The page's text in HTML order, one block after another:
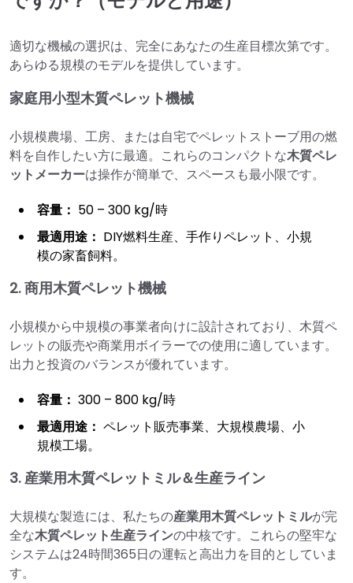
適切な機械の選択は、完全にあなたの生産目標次第です。
あらゆる規模のモデルを提供しています。
家庭用小型木質ペレット機械
小規模農場、工房、または自宅でペレットストーブ用の燃
料を自作したい方に最適。これらのコンパクトな木質ペレ
ットメーカーは操作が簡単で、スペースも最小限です。
容量： 50 – 300 kg/時
最適用途： DIY燃料生産、手作りペレット、小規
模の家畜飼料。
2. 商用木質ペレット機械
小規模から中規模の事業者向けに設計されており、木質ペ
レットの販売や商業用ボイラーでの使用に適しています。
出力と投資のバランスが優れています。
容量： 300 – 800 kg/時
最適用途： ペレット販売事業、大規模農場、小
規模工場。
3. 産業用木質ペレットミル＆生産ライン
大規模な製造には、私たちの産業用木質ペレットミルが完
全な木質ペレット生産ラインの中核です。これらの堅牢な
システムは24時間365日の運転と高出力を目的としていま
す。